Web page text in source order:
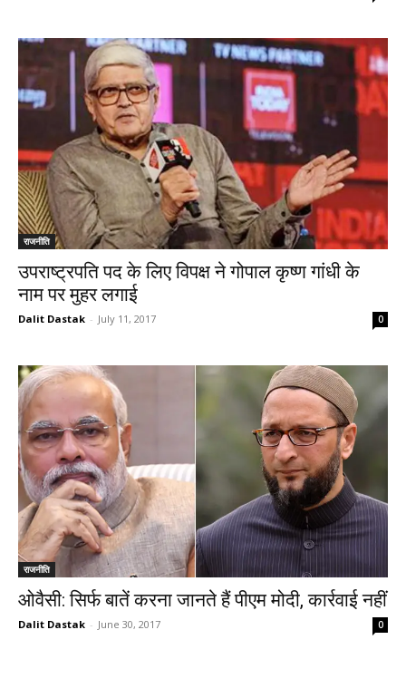
राजनीति
उपराष्ट्रपति पद के लिए विपक्ष ने गोपाल कृष्ण गांधी के
नाम पर मुहर लगाई
Dalit Dastak - July 11, 2017 0
राजनीति
ओवैसी: सिर्फ बातें करना जानते हैं पीएम मोदी, कार्रवाई नहीं
Dalit Dastak - June 30, 2017 0